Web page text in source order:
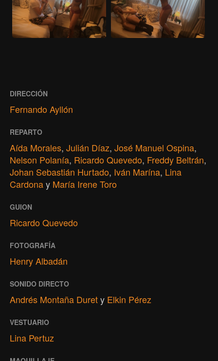
DIRECCIÓN
Fernando Ayllón
REPARTO
Aída Morales, Julián Díaz, José Manuel Ospina,
Nelson Polanía, Ricardo Quevedo, Freddy Beltrán,
Johan Sebastián Hurtado, Iván Marína, Lina
Cardonay María Irene Toro
GUION
Ricardo Quevedo
FOTOGRAFÍA
Henry Albadán
SONIDO DIRECTO
Andrés Montaña Durety Elkin Pérez
VESTUARIO
Lina Pertuz